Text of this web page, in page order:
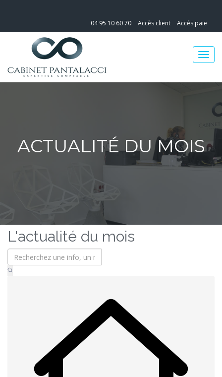
04 95 10 60 70 Accès client Accès paie
ACTUALITÉ DU MOIS
L'actualité du mois